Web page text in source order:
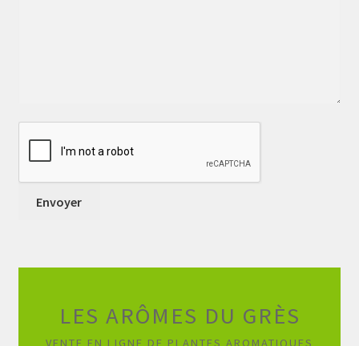
LES ARÔMES DU GRÈS
VENTE EN LIGNE DE PLANTES AROMATIQUES